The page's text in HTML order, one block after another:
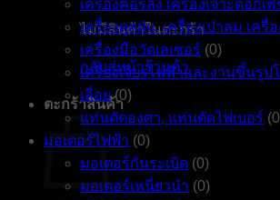
ไม่มีสินค้าในตะกร้า
กลับสู่หน้าร้านค้า
ตะกร้าสินค้า
เครื่องคอร์ลิ่ง เครื่องเจาะดอกเ
เครื่องดูดฝุ่น, เครื่องเป่าลม เครื่
เครื่องมือวัดเลเซอร์ (0)
เครื่องเจียรไฟฟ้าและงานขึ้นรูป
เลื่อย (0)
แท่นตัดองศา, แท่นตัดไฟเบอร์
มอเตอร์ไฟฟ้า (0)
มอเตอร์กันระเบิด (0)
มอเตอร์เหนี่ยวนำ (0)